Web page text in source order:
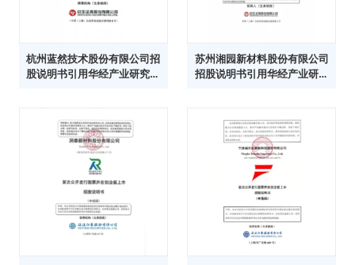
杭州蓝然技术股份有限公司招
股说明书引用华经产业研究院
苏州湘园新材料股份有限公司
招股说明书引用华经产业研究